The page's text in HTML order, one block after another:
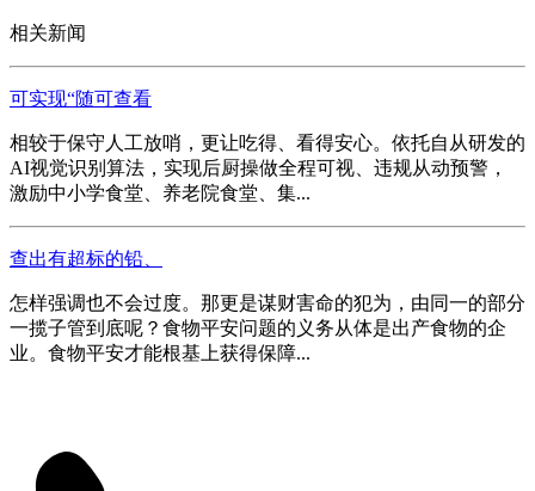
相关新闻
可实现“随可查看
相较于保守人工放哨，更让吃得、看得安心。依托自从研发的
AI视觉识别算法，实现后厨操做全程可视、违规从动预警，
激励中小学食堂、养老院食堂、集...
查出有超标的铅、
怎样强调也不会过度。那更是谋财害命的犯为，由同一的部分
一揽子管到底呢？食物平安问题的义务从体是出产食物的企
业。食物平安才能根基上获得保障...